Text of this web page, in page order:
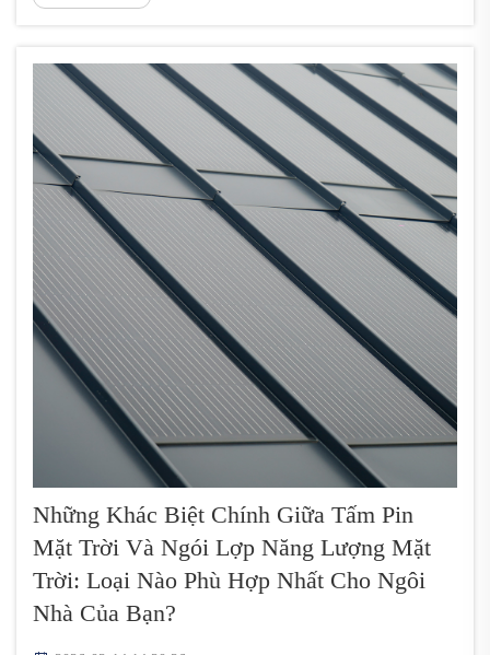
năng lượng mặt trời vẫn có thể sản xuất điện ngay cả
lắp đặt ngói năng lượng mặt trời cho ngôi nhà của
mình, đây là một lựa chọn tốt...
Những Khác Biệt Chính Giữa Tấm Pin
Mặt Trời Và Ngói Lợp Năng Lượng Mặt
Trời: Loại Nào Phù Hợp Nhất Cho Ngôi
Nhà Của Bạn?